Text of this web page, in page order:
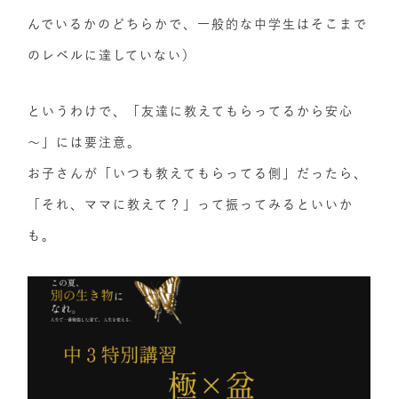
んでいるかのどちらかで、一般的な中学生はそこまで
のレベルに達していない）
というわけで、「友達に教えてもらってるから安心
～」には要注意。
お子さんが「いつも教えてもらってる側」だったら、
「それ、ママに教えて？」って振ってみるといいか
も。